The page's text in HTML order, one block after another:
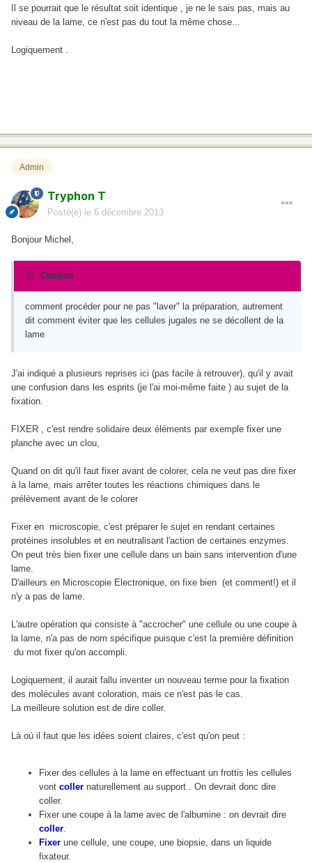
Il se pourrait que le résultat soit identique , je ne le sais pas, mais au
niveau de la lame, ce n'est pas du tout la même chose...
Logiquement .
Admin
Tryphon T
Posté(e) le 6 décembre 2013
Bonjour Michel,
Citation
comment procéder pour ne pas "laver" la préparation, autrement
dit comment éviter que les cellules jugales ne se décollent de la
lame
J'ai indiqué a plusieurs reprises ici (pas facile à retrouver), qu'il y avait
une confusion dans les esprits (je l'ai moi-même faite ) au sujet de la
fixation.
FIXER , c'est rendre solidaire deux éléments par exemple fixer une
planche avec un clou,
Quand on dit qu'il faut fixer avant de colorer, cela ne veut pas dire fixer
à la lame, mais arrêter toutes les réactions chimiques dans le
prélèvement avant de le colorer
Fixer en microscopie, c'est préparer le sujet en rendant certaines
protéines insolubles et en neutralisant l'action de certaines enzymes.
On peut très bien fixer une cellule dans un bain sans intervention d'une
lame.
D'ailleurs en Microscopie Electronique, on fixe bien (et comment!) et il
n'y a pas de lame.
L'autre opération qui consiste à "accrocher" une cellule ou une coupe à
la lame, n'a pas de nom spécifique puisque c'est la première définition
du mot fixer qu'on accompli.
Logiquement, il aurait fallu inventer un nouveau terme pour la fixation
des molécules avant coloration, mais ce n'est pas le cas.
La meilleure solution est de dire coller.
Là où il faut que les idées soient claires, c'est qu'on peut :
Fixer des cellules à la lame en effectuant un frottis les cellules
vont coller naturellement au support . On devrait donc dire
coller.
Fixer une coupe à la lame avec de l'albumine : on devrait dire
coller
Fixer une cellule, une coupe, une biopsie, dans un liquide
fixateur.